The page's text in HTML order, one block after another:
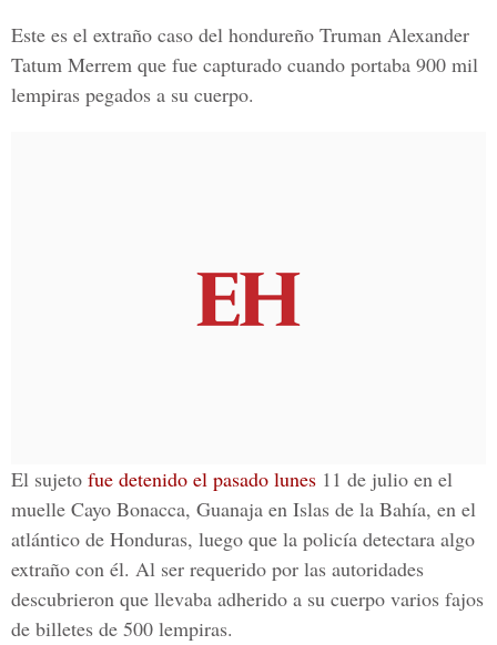
Este es el extraño caso del hondureño Truman Alexander
Tatum Merrem que fue capturado cuando portaba 900 mil
lempiras pegados a su cuerpo.
El sujeto fue detenido el pasado lunes 11 de julio en el
muelle Cayo Bonacca, Guanaja en Islas de la Bahía, en el
atlántico de Honduras, luego que la policía detectara algo
extraño con él. Al ser requerido por las autoridades
descubrieron que llevaba adherido a su cuerpo varios fajos
de billetes de 500 lempiras.